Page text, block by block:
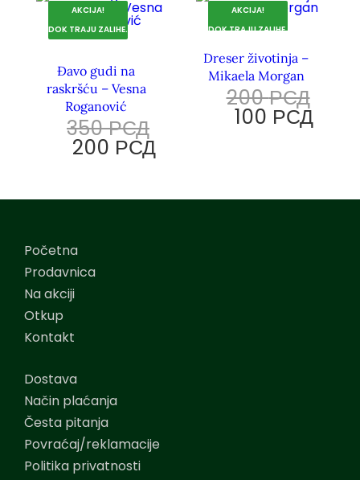
AKCIJA!
DOK TRAJU ZALIHE.
Đavo gudi na
raskršću – Vesna
Roganović
350РСД
200 РСД
AKCIJA!
DOK TRAJU ZALIHE.
Dreser životinja –
Mikaela Morgan
200РСД
100 РСД
Početna
Prodavnica
Na akciji
Otkup
Kontakt
Dostava
Način plaćanja
Česta pitanja
Povraćaj/reklamacije
Politika privatnosti